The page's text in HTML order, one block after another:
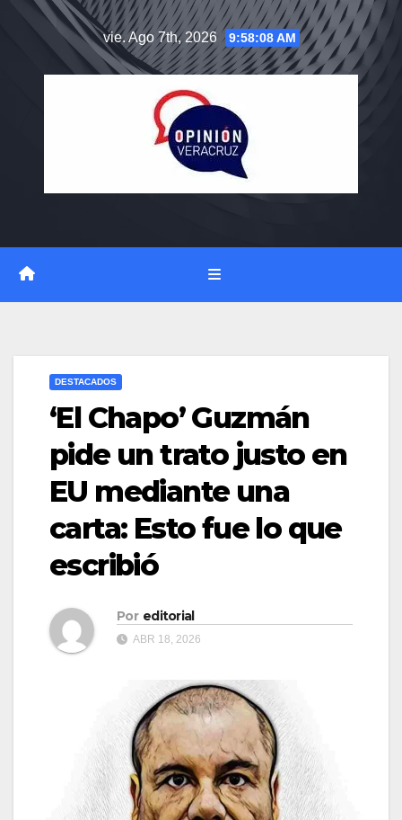
vie. Ago 7th, 2026 9:58:08 AM
DESTACADOS
‘El Chapo’ Guzmán
pide un trato justo en
EU mediante una
carta: Esto fue lo que
escribió
Por editorial
ABR 18, 2026